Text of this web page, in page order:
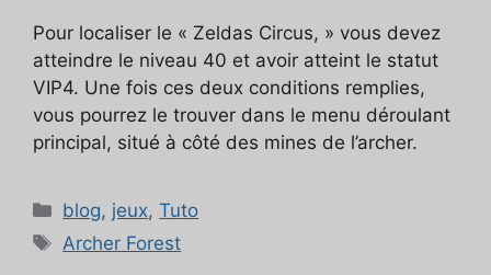
Pour localiser le « Zeldas Circus, » vous devez
atteindre le niveau 40 et avoir atteint le statut
VIP4. Une fois ces deux conditions remplies,
vous pourrez le trouver dans le menu déroulant
principal, situé à côté des mines de l’archer.
Catégories
blog, jeux,Tuto
Étiquettes
Archer Forest